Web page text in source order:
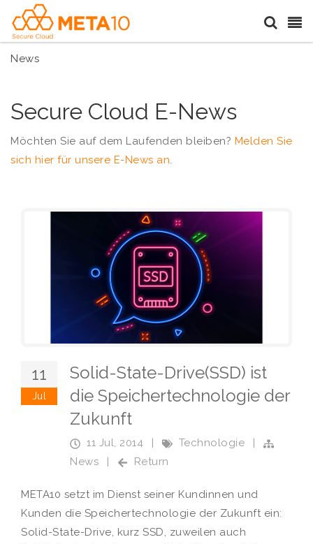
News
Secure Cloud E-News
Möchten Sie auf dem Laufenden bleiben? Melden Sie
sich hier für unsere E-News an.
11
Jul
Solid-State-Drive(SSD) ist
die Speichertechnologie der
Zukunft
11 Jul, 2014 | Technologie
|
News
| Return
META10 setzt im Dienst seiner Kundinnen und
Kunden die Speichertechnologie der Zukunft ein:
Solid-State-Drive, kurz SSD, zuweilen auch